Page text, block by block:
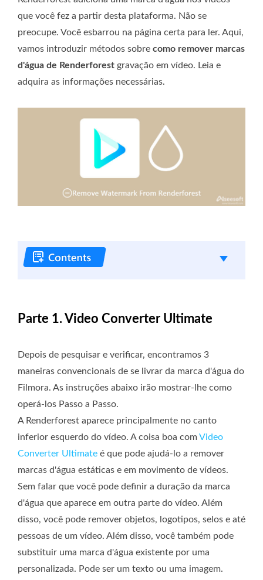
que você fez a partir desta plataforma. Não se
preocupe. Você esbarrou na página certa para ler. Aqui,
vamos introduzir métodos sobre como remover marcas
d'água de Renderforest gravação em vídeo. Leia e
adquira as informações necessárias.
Parte 1. Video Converter Ultimate
Depois de pesquisar e verificar, encontramos 3
maneiras convencionais de se livrar da marca d'água do
Filmora. As instruções abaixo irão mostrar-lhe como
operá-los Passo a Passo.
A Renderforest aparece principalmente no canto
inferior esquerdo do vídeo. A coisa boa comVideo
Converter Ultimate é que pode ajudá-lo a remover
marcas d'água estáticas e em movimento de vídeos.
Sem falar que você pode definir a duração da marca
d'água que aparece em outra parte do vídeo. Além
disso, você pode remover objetos, logotipos, selos e até
pessoas de um vídeo. Além disso, você também pode
substituir uma marca d'água existente por uma
personalizada. Pode ser um texto ou uma imagem.